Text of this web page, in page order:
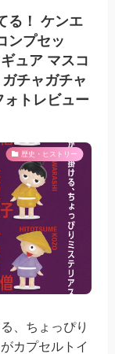
る！ ケンエ
ンプセッ
ュア マスコ
チャガチャ
ォトレビュー
歴史・ヒストリー
、ちょっぴり
カプセルトイ